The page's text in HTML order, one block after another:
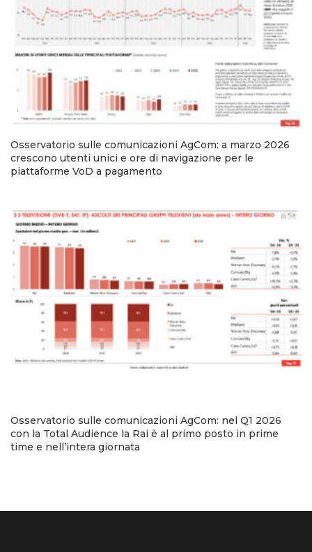
Osservatorio sulle comunicazioni AgCom: a marzo 2026
crescono utenti unici e ore di navigazione per le
piattaforme VoD a pagamento
Osservatorio sulle comunicazioni AgCom: nel Q1 2026
con la Total Audience la Rai è al primo posto in prime
time e nell’intera giornata